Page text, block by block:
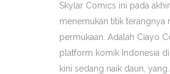
Skylar Comics ini pada
menemukan titik terangnya
permukaan. Adalah Ciayo
platform komik Indonesia
kini sedang naik daun, yang...